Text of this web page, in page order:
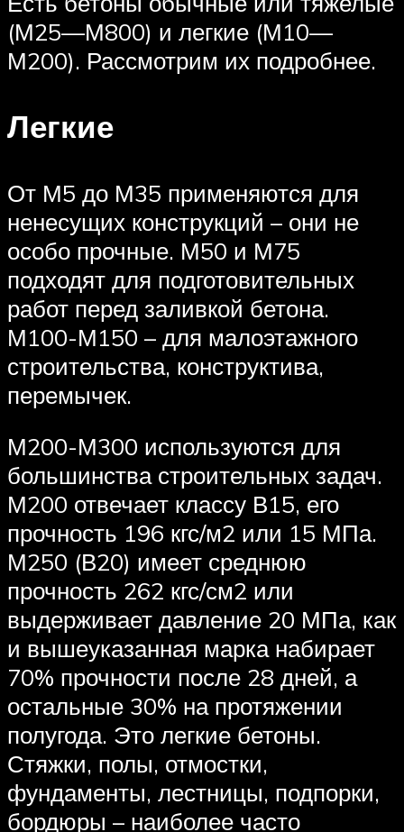
(М25—М800) и легкие (М10—
М200). Рассмотрим их подробнее.
Легкие
От М5 до М35 применяются для
ненесущих конструкций – они не
особо прочные. М50 и М75
подходят для подготовительных
работ перед заливкой бетона.
М100-М150 – для малоэтажного
строительства, конструктива,
перемычек.
М200-М300 используются для
большинства строительных задач.
М200 отвечает классу В15, его
прочность 196 кгс/м2 или 15 МПа.
М250 (В20) имеет среднюю
прочность 262 кгс/см2 или
выдерживает давление 20 МПа, как
и вышеуказанная марка набирает
70% прочности после 28 дней, а
остальные 30% на протяжении
полугода. Это легкие бетоны.
Стяжки, полы, отмостки,
фундаменты, лестницы, подпорки,
бордюры – наиболее часто